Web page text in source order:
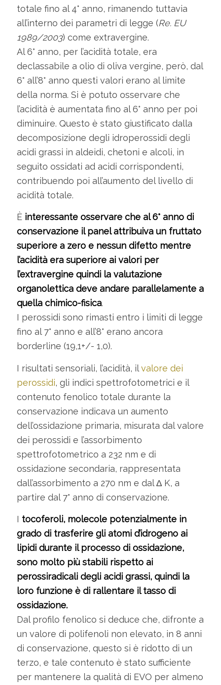
totale fino al 4° anno, rimanendo tuttavia
all’interno dei parametri di legge (Re. EU
1989/2003) come extravergine.
Al 6° anno, per l’acidità totale, era
declassabile a olio di oliva vergine, però, dal
6° all’8° anno questi valori erano al limite
della norma. Si è potuto osservare che
l’acidità è aumentata fino al 6° anno per poi
diminuire. Questo è stato giustificato dalla
decomposizione degli idroperossidi degli
acidi grassi in aldeidi, chetoni e alcoli, in
seguito ossidati ad acidi corrispondenti,
contribuendo poi all’aumento del livello di
acidità totale.
È interessante osservare che al 6° anno di
conservazione il panel attribuiva un fruttato
superiore a zero e nessun difetto mentre
l’acidità era superiore ai valori per
l’extravergine quindi la valutazione
organolettica deve andare parallelamente a
quella chimico-fisica.
I perossidi sono rimasti entro i limiti di legge
fino al 7° anno e all’8° erano ancora
borderline (19,1+/- 1,0).
I risultati sensoriali, l’acidità, ilvalore dei
perossidi, gli indici spettrofotometrici e il
contenuto fenolico totale durante la
conservazione indicava un aumento
dell’ossidazione primaria, misurata dal valore
dei perossidi e l’assorbimento
spettrofotometrico a 232 nm e di
ossidazione secondaria, rappresentata
dall’assorbimento a 270 nm e dal ∆ K, a
partire dal 7° anno di conservazione.
I tocoferoli, molecole potenzialmente in
grado di trasferire gli atomi d’idrogeno ai
lipidi durante il processo di ossidazione,
sono molto più stabili rispetto ai
perossiradicali degli acidi grassi, quindi la
loro funzione è di rallentare il tasso di
ossidazione.
Dal profilo fenolico si deduce che, difronte a
un valore di polifenoli non elevato, in 8 anni
di conservazione, questo si è ridotto di un
terzo, e tale contenuto è stato sufficiente
per mantenere la qualità di EVO per almeno